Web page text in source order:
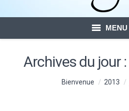
MENU
Archives du jour :
Bienvenue 2013